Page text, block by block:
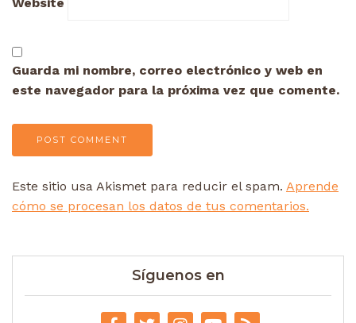
Website
Guarda mi nombre, correo electrónico y web en
este navegador para la próxima vez que comente.
Este sitio usa Akismet para reducir el spam. Aprende
cómo se procesan los datos de tus comentarios.
Síguenos en